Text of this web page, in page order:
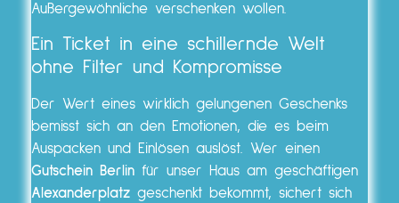
Außergewöhnliche verschenken wollen.
Ein Ticket in eine schillernde Welt
ohne Filter und Kompromisse
Der Wert eines wirklich gelungenen Geschenks
bemisst sich an den Emotionen, die es beim
Auspacken und Einlösen auslöst. Wer einen
Gutschein Berlin für unser Haus am geschäftigen
Alexanderplatz geschenkt bekommt, sichert sich